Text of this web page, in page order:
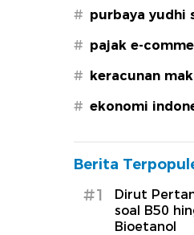
# purbaya yudhi
# pajak e-
# keracunan
# ekonomi
Berita
#1
Dirut
soal B50
Bioetanol